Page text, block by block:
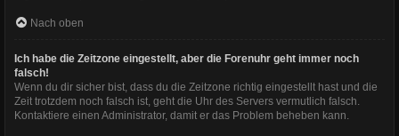
Nach oben
Ich habe die Zeitzone eingestellt, aber die Forenuhr geht immer noch
falsch!
Wenn du dir sicher bist, dass du die Zeitzone richtig eingestellt hast und die
Zeit trotzdem noch falsch ist, geht die Uhr des Servers vermutlich falsch.
Kontaktiere einen Administrator, damit er das Problem beheben kann.